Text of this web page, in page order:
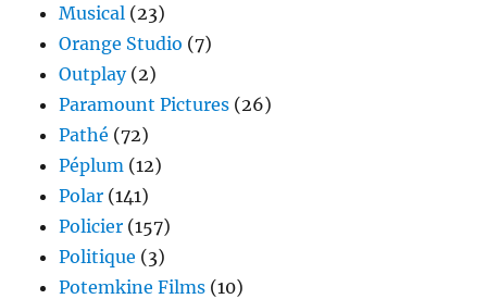
Musical (23)
Orange Studio (7)
Outplay(2)
Paramount Pictures (26)
Pathé (72)
Péplum (12)
Polar (141)
Policier (157)
Politique (3)
Potemkine Films (10)